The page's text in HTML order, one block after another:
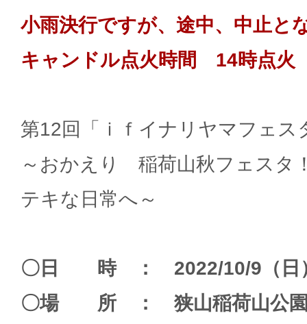
小雨決行ですが、途中、中止と
キャンドル点火時間 14時点火
第12回「ｉｆイナリヤマフェ
～おかえり 稲荷山秋フェスタ
テキな日常へ～
〇日 時 ： 2022/10/9（日
〇場 所 ： 狭山稲荷山公園